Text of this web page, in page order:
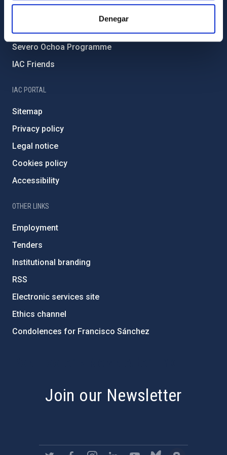
Denegar
External funding
Severo Ochoa Programme
IAC Friends
IAC PORTAL
Sitemap
Privacy policy
Legal notice
Cookies policy
Accessibility
OTHER LINKS
Employment
Tenders
Institutional branding
RSS
Electronic services site
Ethics channel
Condolences for Francisco Sánchez
Join our Newsletter